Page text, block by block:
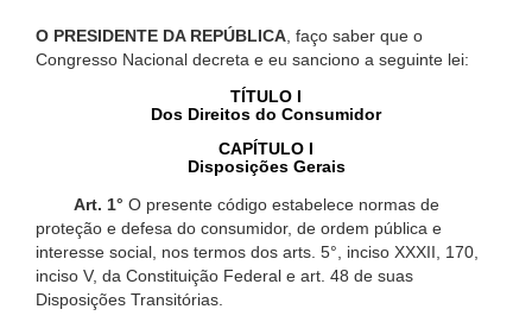
O PRESIDENTE DA REPÚBLICA , faço saber que o
Congresso Nacional decreta e eu sanciono a seguinte lei:
TÍTULO I
Dos Direitos do Consumidor
CAPÍTULO I
Disposições Gerais
Art. 1° O presente código estabelece normas de
proteção e defesa do consumidor, de ordem pública e
interesse social, nos termos dos arts. 5°, inciso XXXII, 170,
inciso V, da Constituição Federal e art. 48 de suas
Disposições Transitórias.